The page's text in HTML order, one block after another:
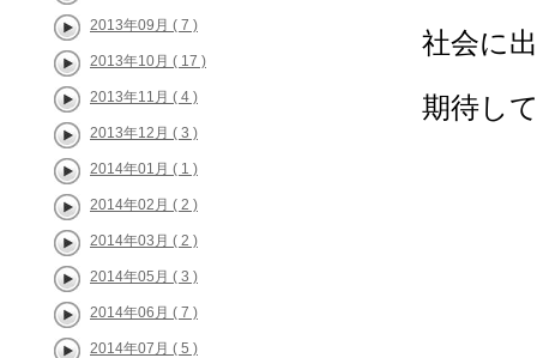
社会に
期待し
2013年09月 ( 7 )
2013年10月 ( 17 )
2013年11月 ( 4 )
2013年12月 ( 3 )
2014年01月 ( 1 )
2014年02月 ( 2 )
2014年03月 ( 2 )
2014年05月 ( 3 )
2014年06月 ( 7 )
2014年07月 ( 5 )